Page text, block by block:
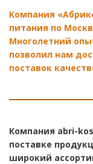
Компания
питания по
Многолетний
позволил нам
поставок
Компания abri-
поставке
широкий